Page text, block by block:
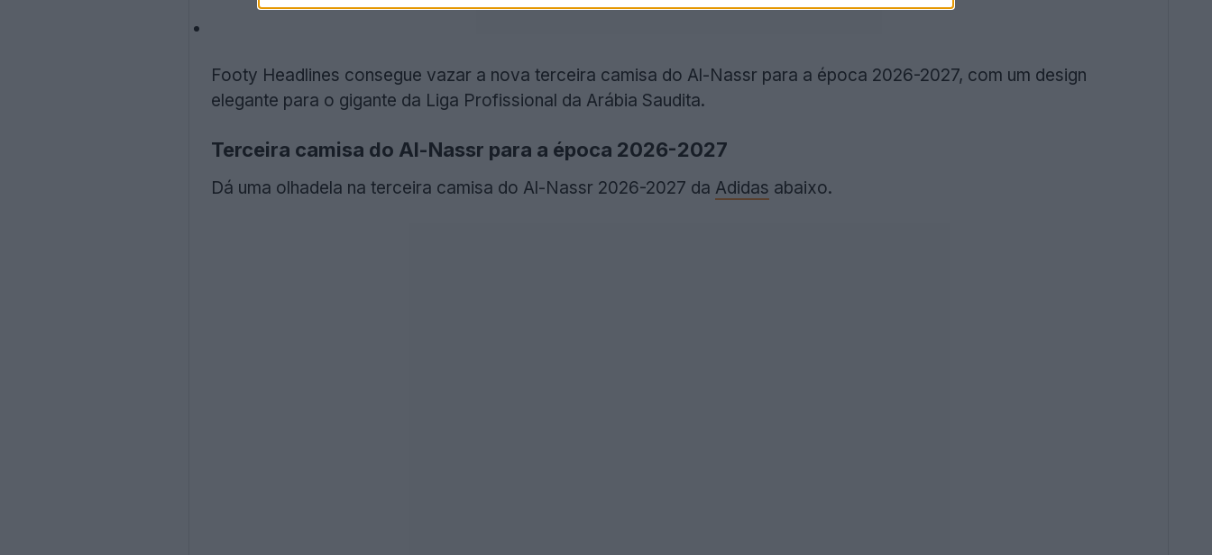
Footy Headlines consegue vazar a nova terceira camisa do Al-Nassr para a época 2026-2027, com um design
elegante para o gigante da Liga Profissional da Arábia Saudita.
Terceira camisa do Al-Nassr para a época 2026-2027
Dá uma olhadela na terceira camisa do Al-Nassr 2026-2027 da Adidas abaixo.